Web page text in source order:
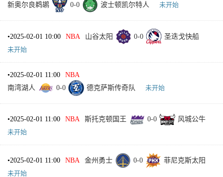
新奥尔良鹈鹕
0-0 波士顿凯尔特人 未开始
•2025-02-01 10:00 NBA 山谷太阳 0-0
圣迭戈快船
未开始
•2025-02-01 11:00
NBA
南湾湖人
0-0 德克萨斯传奇队 未开始
•2025-02-01 11:00 NBA 斯托克顿国王 0-0
风城公牛
未开始
•2025-02-01 11:00 NBA 金州勇士 0-0
菲尼克斯太阳
未开始